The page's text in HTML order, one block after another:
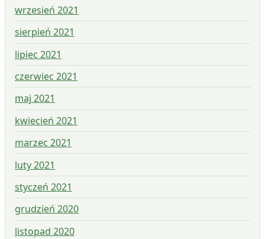
wrzesień 2021
sierpień 2021
lipiec 2021
czerwiec 2021
maj 2021
kwiecień 2021
marzec 2021
luty 2021
styczeń 2021
grudzień 2020
listopad 2020